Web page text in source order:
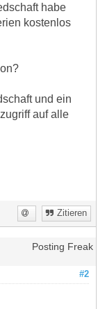
habe
kostenlos
und ein
auf alle
Zitieren
Posting Freak
#2